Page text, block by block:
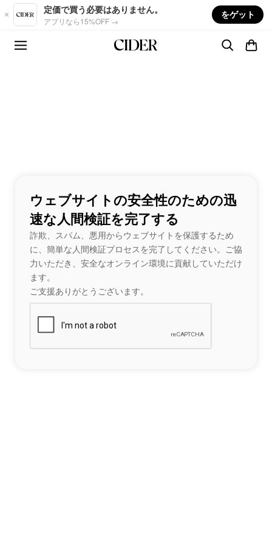
Skip to main content
定価で買う必要はありません。
アプリなら15%OFF →
をゲット
ウェブサイトの安全性のための迅
速な人間検証を完了する
詐欺、スパム、悪用からウェブサイトを保護するため
に、簡単な人間検証プロセスを完了してください。ご協
力いただき、安全なオンライン環境に貢献していただけ
ます。
ご支援ありがとうございます。